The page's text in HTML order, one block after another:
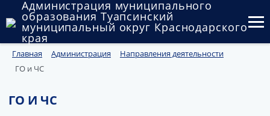
Администрация муниципального
образования Туапсинский
муниципальный округ Краснодарского
края
Округ
Главная Администрация
Направления деятельности
ГО и ЧС
ГО И ЧС